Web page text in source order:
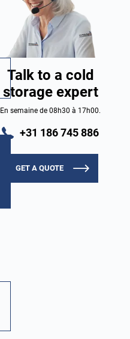
Talk to a cold
storage expert
En semaine de 08h30 à 17h00.
+31 186 745 886
GET A QUOTE